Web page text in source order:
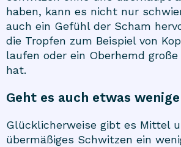
haben, kann es nicht nur
auch ein Gefühl der Scham
die Tropfen zum Beispiel von
laufen oder ein Oberhemd
hat.
Geht es auch etwas
Glücklicherweise gibt es Mittel
übermäßiges Schwitzen ein